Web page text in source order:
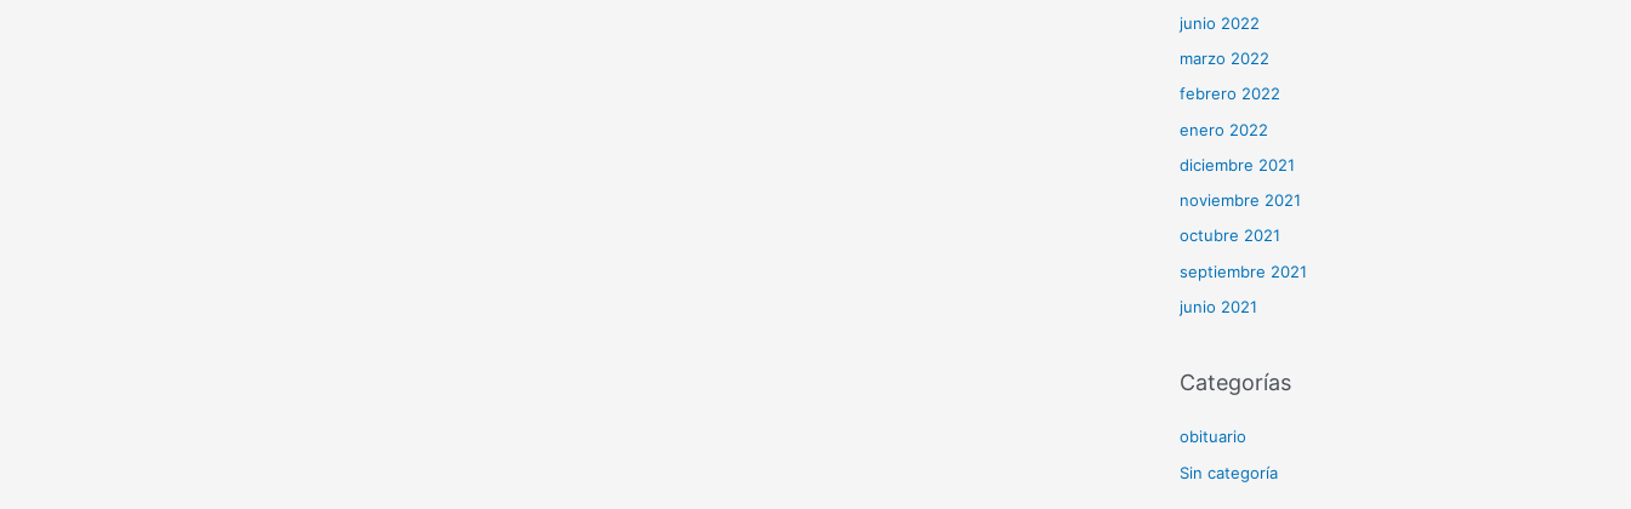
junio 2022
marzo 2022
febrero 2022
enero 2022
diciembre 2021
noviembre 2021
octubre 2021
septiembre 2021
junio 2021
Categorías
obituario
Sin categoría